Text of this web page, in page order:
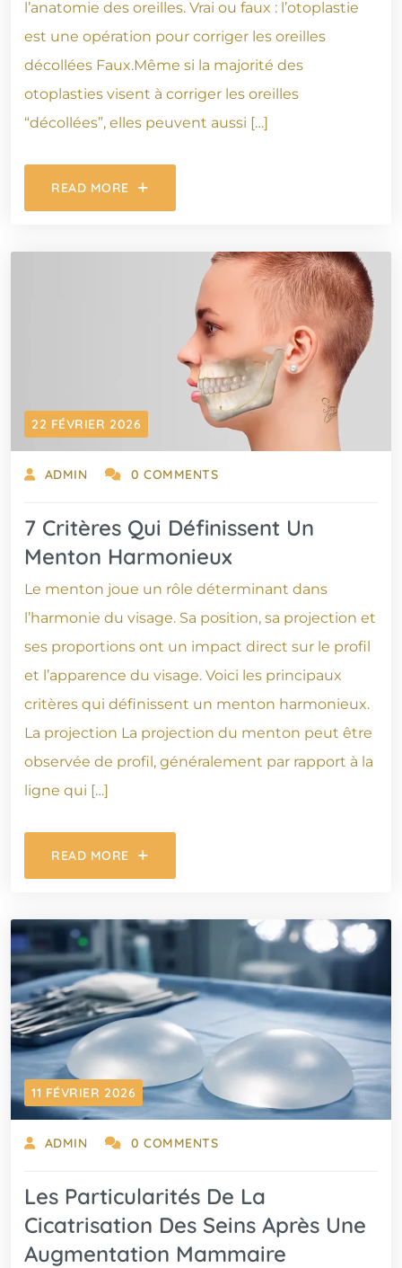
l’anatomie des oreilles. Vrai ou faux : l’otoplastie
est une opération pour corriger les oreilles
décollées Faux.Même si la majorité des
otoplasties visent à corriger les oreilles
“décollées”, elles peuvent aussi […]
READ MORE
22 FÉVRIER 2026
ADMIN 0 COMMENTS
7 Critères Qui Définissent Un
Menton Harmonieux
Le menton joue un rôle déterminant dans
l’harmonie du visage. Sa position, sa projection et
ses proportions ont un impact direct sur le profil
et l’apparence du visage. Voici les principaux
critères qui définissent un menton harmonieux.
La projection La projection du menton peut être
observée de profil, généralement par rapport à la
ligne qui […]
READ MORE
11 FÉVRIER 2026
ADMIN 0 COMMENTS
Les Particularités De La
Cicatrisation Des Seins Après Une
Augmentation Mammaire